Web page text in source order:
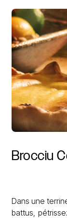
Brocciu
Dans une
battus,